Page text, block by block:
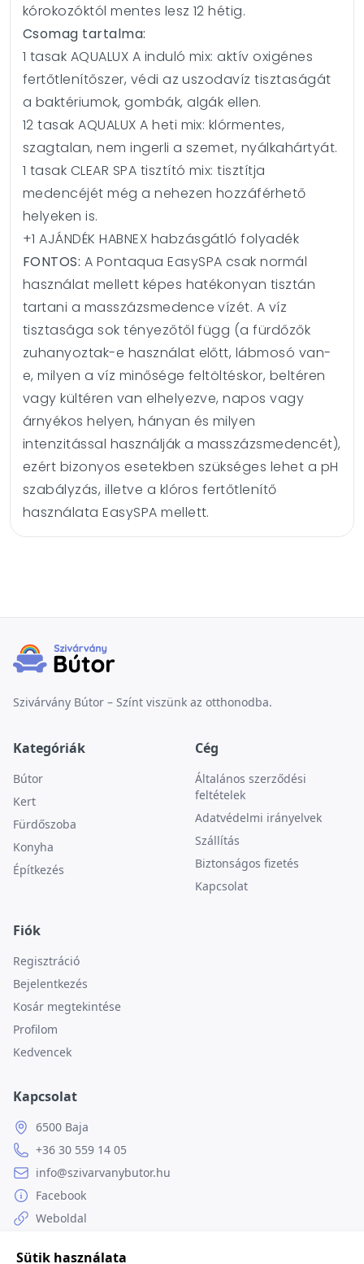
kórokozóktól mentes lesz 12 hétig.
Csomag tartalma:
1 tasak AQUALUX A induló mix: aktív oxigénes
fertőtlenítőszer, védi az uszodavíz tisztaságát
a baktériumok, gombák, algák ellen.
12 tasak AQUALUX A heti mix: klórmentes,
szagtalan, nem ingerli a szemet, nyálkahártyát.
1 tasak CLEAR SPA tisztító mix: tisztítja
medencéjét még a nehezen hozzáférhető
helyeken is.
+1 AJÁNDÉK HABNEX habzásgátló folyadék
FONTOS: A Pontaqua EasySPA csak normál
használat mellett képes hatékonyan tisztán
tartani a masszázsmedence vízét. A víz
tisztasága sok tényezőtől függ (a fürdőzők
zuhanyoztak-e használat előtt, lábmosó van-
e, milyen a víz minősége feltöltéskor, beltéren
vagy kültéren van elhelyezve, napos vagy
árnyékos helyen, hányan és milyen
intenzitással használják a masszázsmedencét),
ezért bizonyos esetekben szükséges lehet a pH
szabályzás, illetve a klóros fertőtlenítő
használata EasySPA mellett.
Szivárvány Bútor – Színt viszünk az otthonodba.
Kategóriák
Bútor
Kert
Fürdőszoba
Konyha
Építkezés
Cég
Általános szerződési
feltételek
Adatvédelmi irányelvek
Szállítás
Biztonságos fizetés
Kapcsolat
Fiók
Regisztráció
Bejelentkezés
Kosár megtekintése
Profilom
Kedvencek
Kapcsolat
6500 Baja
+36 30 559 14 05
info@szivarvanybutor.hu
Facebook
Weboldal
Sütik használata